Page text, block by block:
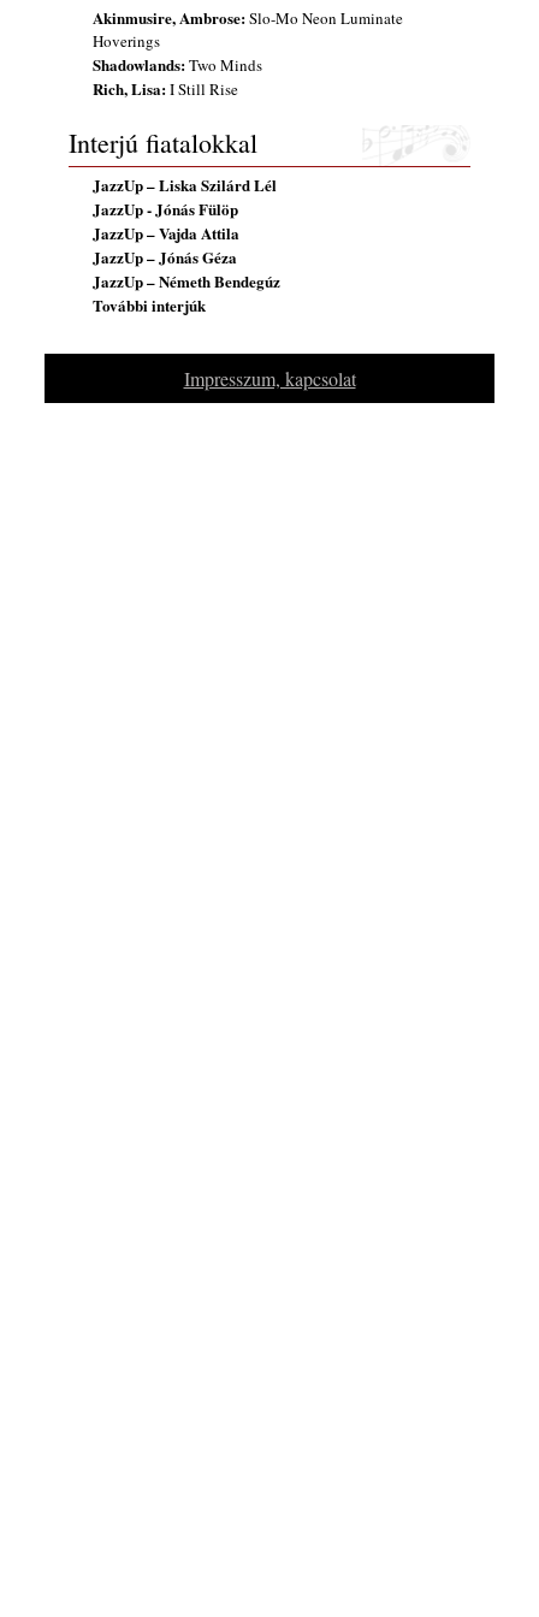
Akinmusire, Ambrose:Slo-Mo Neon Luminate
Hoverings
Shadowlands:Two Minds
Rich, Lisa:I Still Rise
Interjú fiatalokkal
JazzUp – Liska Szilárd Lél
JazzUp - Jónás Fülöp
JazzUp – Vajda Attila
JazzUp – Jónás Géza
JazzUp – Németh Bendegúz
További interjúk
Impresszum, kapcsolat